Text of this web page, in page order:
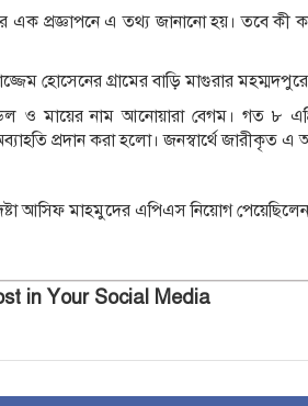
এক প্রজ্ঞাপনে এ তথ্য জানানো হয়। তবে কী
হোসেনের গ্রামের বাড়ি মাগুরার
ও মায়ের নাম আনোয়ারা বেগম। গত ৮
প্রদান করা হলো। জনস্বার্থে জারীকৃত এ
আসিফ মাহমুদের এপিএস নিয়োগ পেয়েছিলেন
in Your Social Media